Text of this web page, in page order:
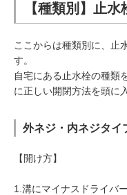
【種類別】止
ここからは種類別に、止
す。
自宅にある止水栓の種類
に正しい開閉方法を頭に
外ネジ・内ネジタイ
【開け方】
1.溝にマイナスドライバ